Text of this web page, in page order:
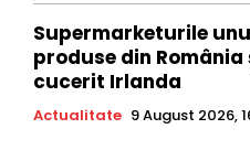
Supermarketurile
produse din România
cucerit Irlanda
Actualitate 9 August 2026,